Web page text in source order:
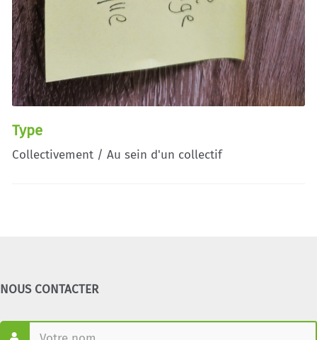
Type
Collectivement / Au sein d'un collectif
NOUS CONTACTER